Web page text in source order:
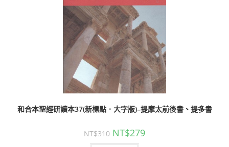
和合本聖經研讀本37(新標點．大字版)–提摩太前後書、提多書
NT$310 NT$279